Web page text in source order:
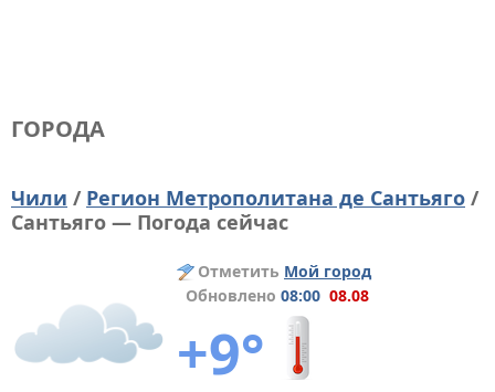
ГОРОДА
Чили / Регион Метрополитана де Сантьяго /
Сантьяго — Погода сейчас
Отметить Мой город
Обновлено 08:00 08.08
+9°